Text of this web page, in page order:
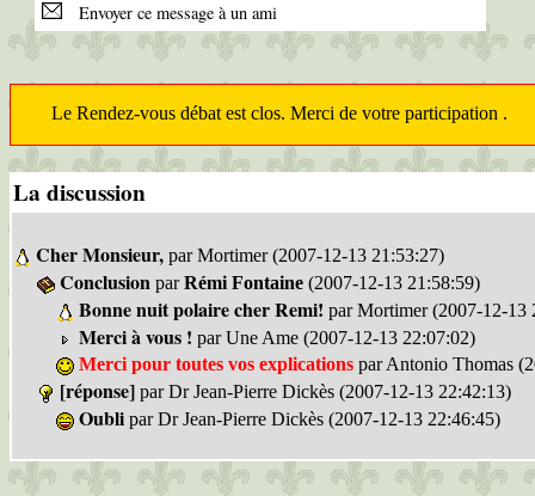
Envoyer ce message à un ami
Le Rendez-vous débat est clos. Merci de votre participation .
La discussion
Cher Monsieur, par Mortimer (2007-12-13 21:53:27)
Conclusion parRémi Fontaine (2007-12-13 21:58:59)
Bonne nuit polaire cher Remi! par Mortimer (2007-12-13
Merci à vous ! par Une Ame (2007-12-13 22:07:02)
Merci pour toutes vos explications par Antonio Thomas
[réponse] par Dr Jean-Pierre Dickès (2007-12-13 22:42:13)
Oubli par Dr Jean-Pierre Dickès (2007-12-13 22:46:45)